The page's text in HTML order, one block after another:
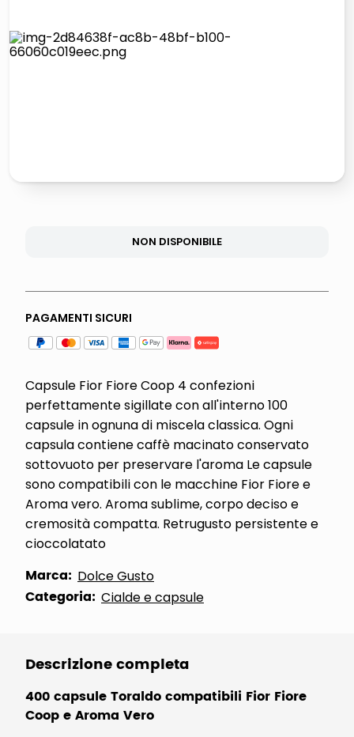
pattumiera raccolta differenziata
elenco telefonico
NON DISPONIBILE
PAGAMENTI SICURI
Capsule Fior Fiore Coop 4 confezioni
perfettamente sigillate con all'interno 100
capsule in ognuna di miscela classica. Ogni
capsula contiene caffè macinato conservato
sottovuoto per preservare l'aroma Le capsule
sono compatibili con le macchine Fior Fiore e
Aroma vero. Aroma sublime, corpo deciso e
cremosità compatta. Retrugusto persistente e
cioccolatato
Marca: Dolce Gusto
Categoria: Cialde e capsule
Descrizione completa
400 capsule Toraldo compatibili Fior Fiore
Coop e Aroma Vero